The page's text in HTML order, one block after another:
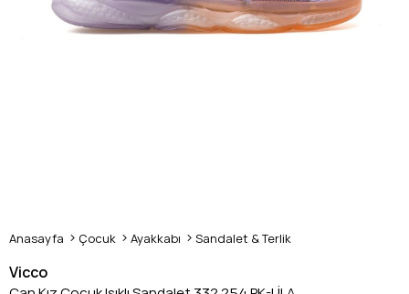
Anasayfa Çocuk Ayakkabı Sandalet & Terlik
Vicco